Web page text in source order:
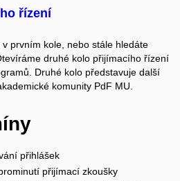
řízení
prvním kole, nebo stále hledáte
druhé kolo přijímacího řízení
Druhé kolo představuje další
komunity PdF MU.
přihlášek
přijímací zkoušky